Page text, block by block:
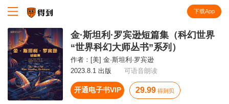
下载App
金·斯坦利·罗宾逊短篇集（科幻世界
“世界科幻大师丛书”系列）
作者： [美] 金·斯坦利·罗宾逊
2023.8.1 出版
可语音朗读
开通电子书VIP 29.99 得到贝